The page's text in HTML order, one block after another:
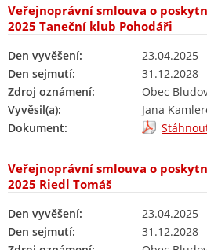
Veřejnoprávní smlouva o
2025 Taneční klub Pohodáři
Den vyvěšení:
23.04.2025
Den sejmutí:
31.12.2028
Zdroj oznámení:
Obec
Vyvěsil(a):
Jana
Dokument:
Veřejnoprávní smlouva o
2025 Riedl Tomáš
Den vyvěšení:
23.04.2025
Den sejmutí:
31.12.2028